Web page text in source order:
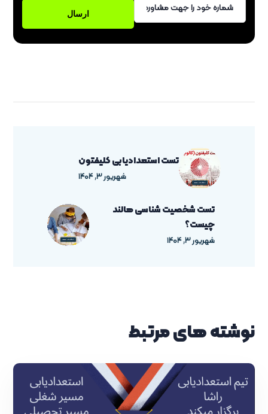
تست استعدادیابی کلیفتون
شهریور ۳, ۱۴۰۴
تست شخصیت شناسی هالند
چیست؟
شهریور ۳, ۱۴۰۴
نوشته های مرتبط